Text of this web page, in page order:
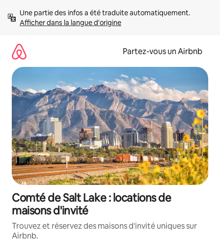
directement
Afficher dans la langue d'origine
Partez-vous un Airbnb
Comté de Salt Lake : locations de
maisons d'invité
Trouvez et réservez des maisons d'invité uniques sur
Airbnb.